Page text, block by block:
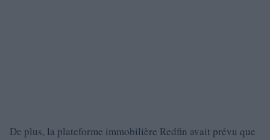
De plus, la plateforme immobilière Redfin avait prévu que